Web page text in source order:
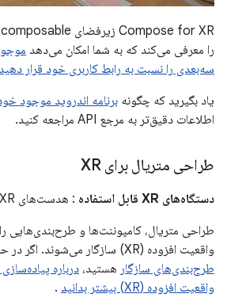
Compose for XR زیرفضای
composable
را معرفی می‌کند که به شما امکان می‌دهد
سه‌بعدی را نسبت به رابط کاربری خود قرار دهید
یاد بگیرید که چگونه برنامه اندروید موجود
اطلاعات دقیق‌تر به مرجع API مراجعه کنید.
طراحی متریال برای XR
دستگاه‌های XR قابل استفاده
: هدست‌های XR، عینک‌های XR سیمی
طراحی متریال، کامپوننت‌ها و طرح‌بندی‌هایی
واقعیت افزوده (XR) سازگار می‌شوند. اگر در حال ساخت با
طرح‌بندی‌های سازگار هستید، درباره
واقعیت افزوده (XR) بیشتر بدانید
.